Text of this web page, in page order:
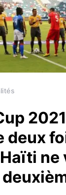
deux
ne